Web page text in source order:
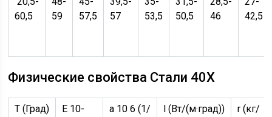
60,5
59
57,5
57
53,5
50,5
46
42,5
Физические свойства Стали 40Х
T (Град)
E 10-
a 10 6 (1/
l (Вт/(м·град))
r (кг/